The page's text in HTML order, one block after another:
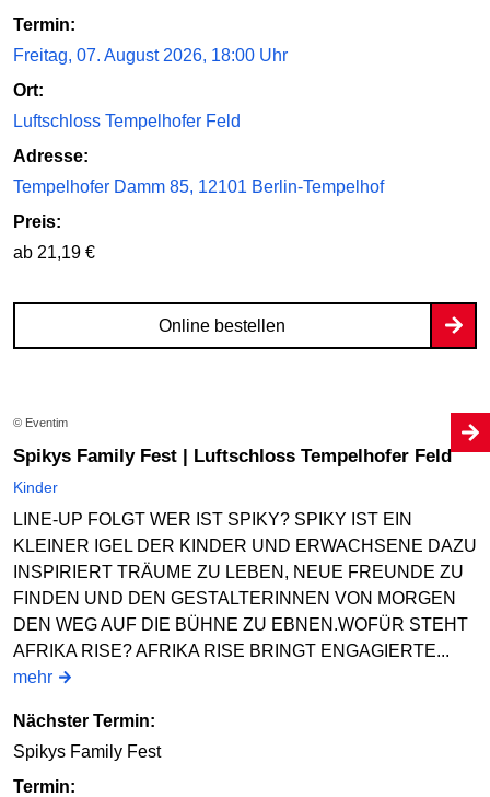
Termin:
Freitag, 07. August 2026, 18:00 Uhr
Ort:
Luftschloss Tempelhofer Feld
Adresse:
Tempelhofer Damm 85, 12101 Berlin-Tempelhof
Preis:
ab 21,19 €
Online bestellen
© Eventim
Spikys Family Fest | Luftschloss Tempelhofer Feld
Kinder
LINE-UP FOLGT WER IST SPIKY? SPIKY IST EIN
KLEINER IGEL DER KINDER UND ERWACHSENE DAZU
INSPIRIERT TRÄUME ZU LEBEN, NEUE FREUNDE ZU
FINDEN UND DEN GESTALTERINNEN VON MORGEN
DEN WEG AUF DIE BÜHNE ZU EBNEN.WOFÜR STEHT
AFRIKA RISE? AFRIKA RISE BRINGT ENGAGIERTE...
mehr
Nächster Termin:
Spikys Family Fest
Termin: